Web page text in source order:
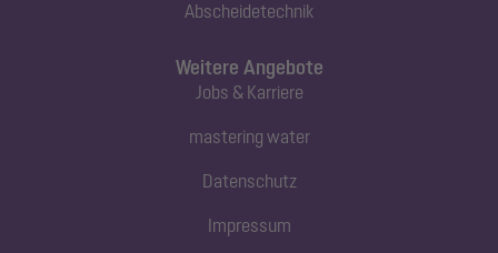
Abscheidetechnik
Weitere Angebote
Jobs & Karriere
mastering water
Datenschutz
Impressum